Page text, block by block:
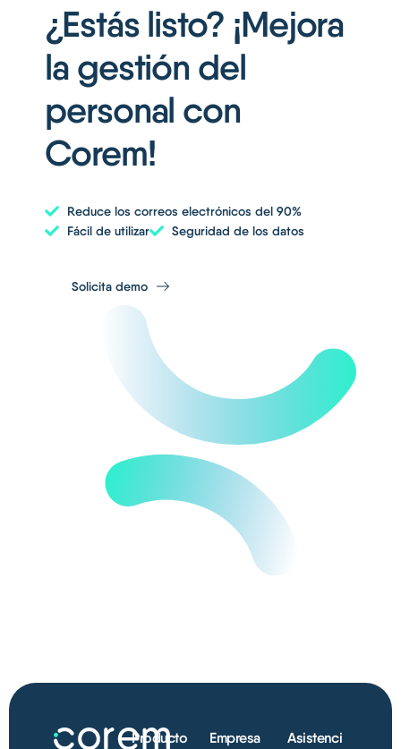
¿Estás listo? ¡Mejora
la gestión del
personal con
Corem!
Reduce los correos electrónicos del 90%
Fácil de utilizar
Seguridad de los datos
Solicita demo
Producto
Empresa
Asistenci